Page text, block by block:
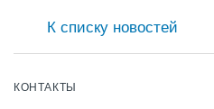
КОНТАКТЫ
К списку новостей